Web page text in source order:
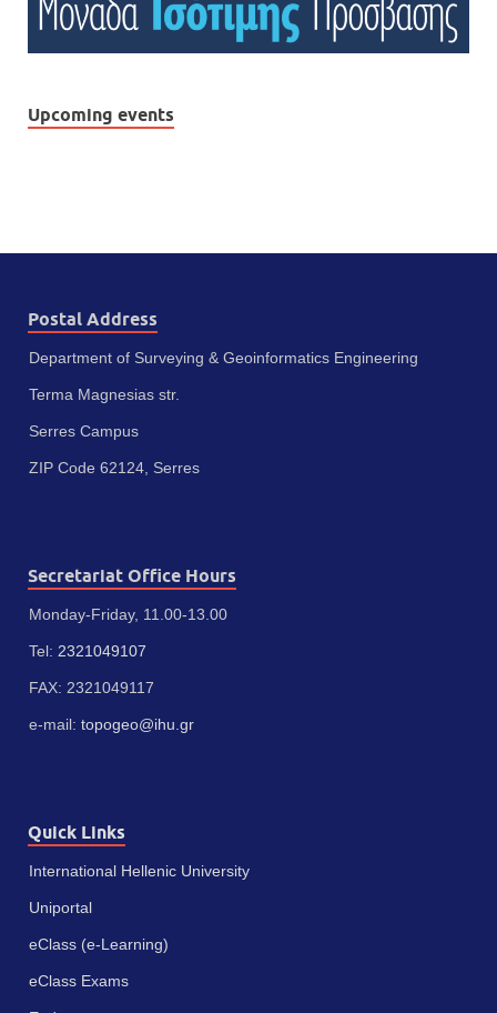
Upcoming events
Postal Address
Department of Surveying & Geoinformatics Engineering
Terma Magnesias str.
Serres Campus
ZIP Code 62124, Serres
Secretariat Office Hours
Monday-Friday, 11.00-13.00
Tel: 2321049107
FAX: 2321049117
e-mail: topogeo@ihu.gr
Quick Links
International Hellenic University
Uniportal
eClass (e-Learning)
eClass Exams